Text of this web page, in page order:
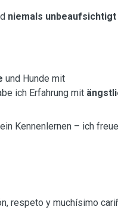
niemals
und Hunde mit
ich Erfahrung mit
Kennenlernen – ich
respeto y muchísimo